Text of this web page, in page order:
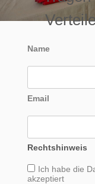
Name
Email
Rechtshinweis
Ich habe die
akzeptiert